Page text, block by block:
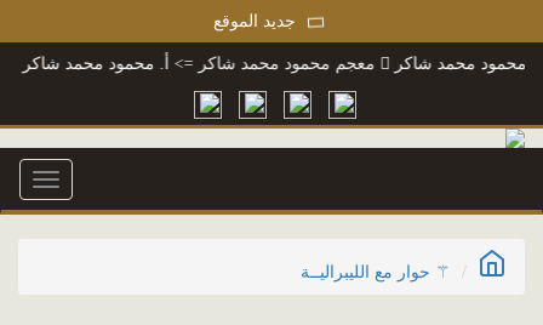
جديد الموقع
معجم محمود محمد شاكر=> أ. محمود محمد شاكر محمد شاكر
Toggle
⚚ حوار مع الليبراليــة